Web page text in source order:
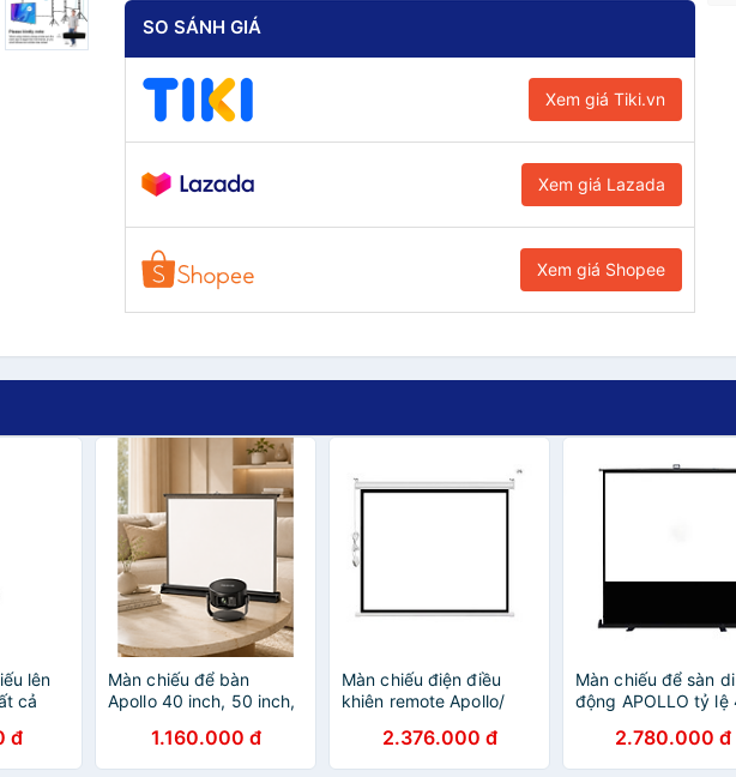
SO SÁNH GIÁ
Xem giá Tiki.vn
Xem giá Lazada
Xem giá Shopee
lên
cả
đ
Màn chiếu để bàn
Apollo 40 inch, 50 inch,
chiếu mini, gọn nhẹ, di
động - Hàng nhập khẩu
1.160.000 đ
Màn chiếu điện điều
khiên remote Apollo/
thước 85 inch tới 300
inch - Hàng nhập khẩu
2.376.000 đ
Màn chiếu để sàn di
động APOLLO tỷ lệ
thước 50-120 inch -
Hàng nhập khẩu
2.780.000 đ